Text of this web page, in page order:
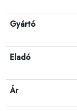
Gyártó
Eladó
Ár